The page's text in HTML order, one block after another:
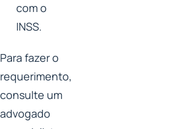
com o
INSS.
Para fazer o
requerimento,
consulte um
advogado